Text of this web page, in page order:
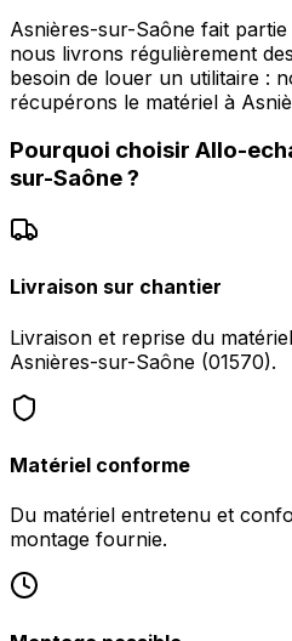
Asnières-sur-Saône fait
nous livrons régulièrement
besoin de louer un utilitaire :
récupérons le matériel à
Pourquoi choisir Allo-
sur-Saône?
Livraison sur chantier
Livraison et reprise du
Asnières-sur-Saône (01570).
Matériel conforme
Du matériel entretenu et
montage fournie.